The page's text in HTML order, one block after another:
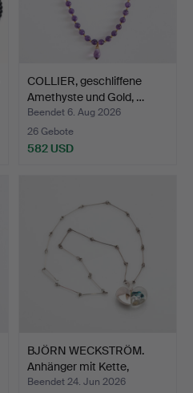
COLLIER, geschliffene
Amethyste und Gold, …
Beendet 6. Aug 2026
26 Gebote
582 USD
BJÖRN WECKSTRÖM.
Anhänger mit Kette,
"Spac…
Beendet 24. Jun 2026